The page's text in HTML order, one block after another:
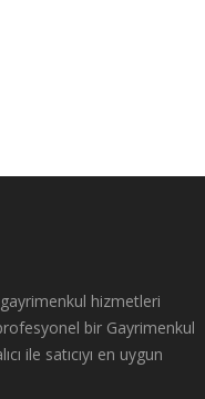
hizmetleri
bir Gayrimenkul
ile satıcıyı en uygun